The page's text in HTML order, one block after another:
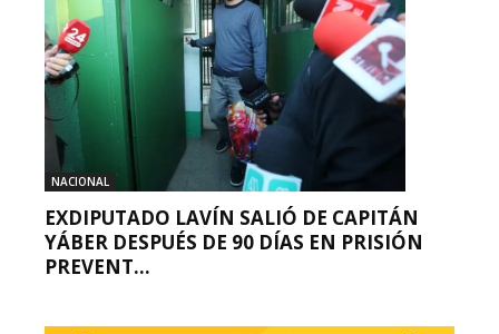
NACIONAL
EXDIPUTADO LAVÍN SALIÓ DE CAPITÁN
YÁBER DESPUÉS DE 90 DÍAS EN PRISIÓN
PREVENT...